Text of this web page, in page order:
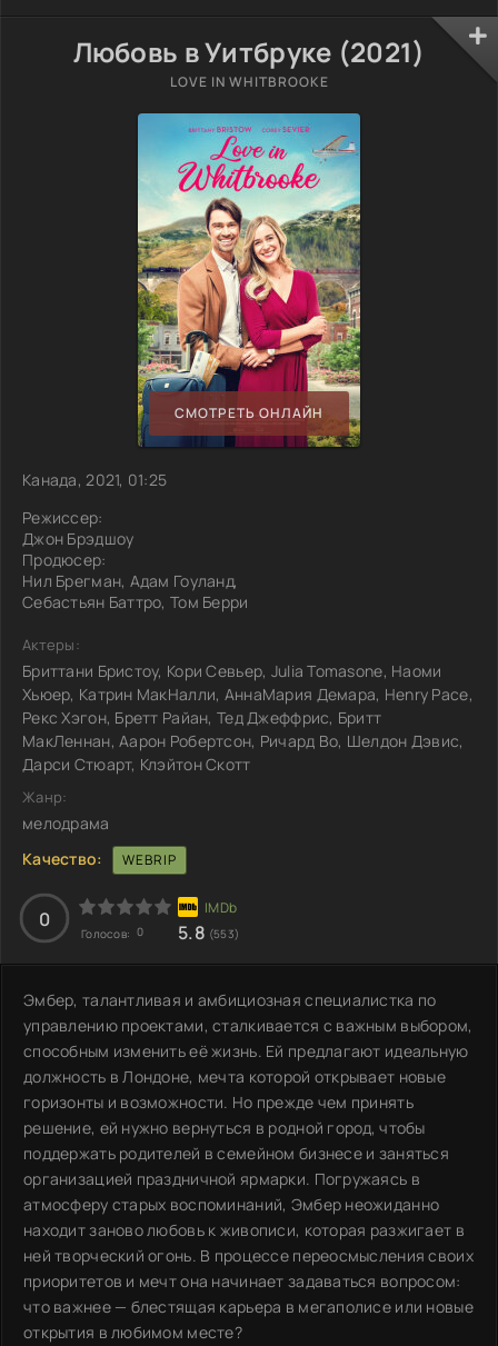
Любовь в Уитбруке (2021)
LOVE IN WHITBROOKE
СМОТРЕТЬ ОНЛАЙН
Канада, 2021, 01:25
Режиссер:
Джон Брэдшоу
Продюсер:
Нил Брегман, Адам Гоуланд,
Себастьян Баттро, Том Берри
Актеры:
Бриттани Бристоу, Кори Севьер, Julia Tomasone, Наоми
Хьюер, Катрин МакНалли, АннаМария Демара, Henry Pace,
Рекс Хэгон, Бретт Райан, Тед Джеффрис, Бритт
МакЛеннан, Аарон Робертсон, Ричард Во, Шелдон Дэвис,
Дарси Стюарт, Клэйтон Скотт
Жанр:
мелодрама
Качество:
WEBRIP
0
Голосов: 0 5.8 (553)
Эмбер, талантливая и амбициозная специалистка по
управлению проектами, сталкивается с важным выбором,
способным изменить её жизнь. Ей предлагают идеальную
должность в Лондоне, мечта которой открывает новые
горизонты и возможности. Но прежде чем принять
решение, ей нужно вернуться в родной город, чтобы
поддержать родителей в семейном бизнесе и заняться
организацией праздничной ярмарки. Погружаясь в
атмосферу старых воспоминаний, Эмбер неожиданно
находит заново любовь к живописи, которая разжигает в
ней творческий огонь. В процессе переосмысления своих
приоритетов и мечт она начинает задаваться вопросом:
что важнее — блестящая карьера в мегаполисе или новые
открытия в любимом месте?